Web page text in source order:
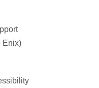
Enix)